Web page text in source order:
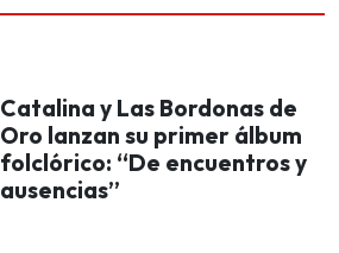
Catalina y Las Bordonas de
Oro lanzan su primer álbum
folclórico: “De encuentros y
ausencias”